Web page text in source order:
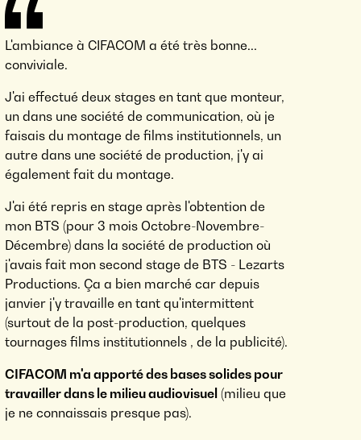
L'ambiance à CIFACOM a été très bonne...
conviviale.
J'ai effectué deux stages en tant que monteur,
un dans une société de communication, où je
faisais du montage de films institutionnels, un
autre dans une société de production, j'y ai
également fait du montage.
J'ai été repris en stage après l'obtention de
mon BTS (pour 3 mois Octobre-Novembre-
Décembre) dans la société de production où
j'avais fait mon second stage de BTS - Lezarts
Productions. Ça a bien marché car depuis
janvier j'y travaille en tant qu'intermittent
(surtout de la post-production, quelques
tournages films institutionnels , de la publicité).
CIFACOM m'a apporté des bases solides pour
travailler dans le milieu audiovisuel (milieu que
je ne connaissais presque pas).